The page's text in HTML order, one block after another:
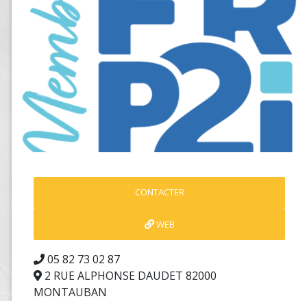
CONTACTER
WEB
05 82 73 02 87
2 RUE ALPHONSE DAUDET 82000
MONTAUBAN